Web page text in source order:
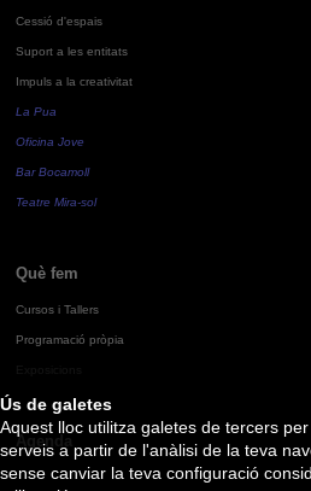
Ús de galetes
Aquest lloc utilitza galetes de tercers
serveis a partir de l'anàlisi de la teva
sense canviar la teva configuració
Cessió d'espais
Suport a les entitats
Impuls a la creativitat
La Pua
Oficina Jove
Bar Bocamoll
Teatre Mira-sol
Què fem
Cursos i Tallers
Programació pròpia
Agenda